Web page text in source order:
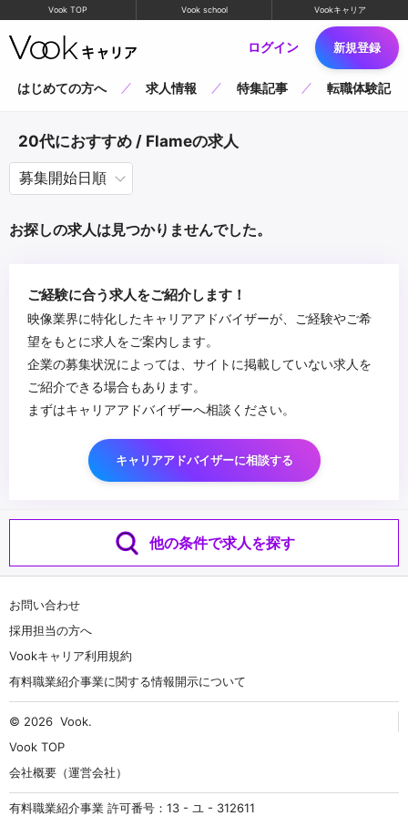
Vook TOP Vook school Vookキャリア
ログイン 新規登録
はじめての方へ 求人情報 特集記事 転職体験記
20代におすすめ / Flameの求人
お探しの求人は見つかりませんでした。
ご経験に合う求人をご紹介します！
映像業界に特化したキャリアアドバイザーが、ご経験やご希
望をもとに求人をご案内します。
企業の募集状況によっては、サイトに掲載していない求人を
ご紹介できる場合もあります。
まずはキャリアアドバイザーへ相談ください。
キャリアアドバイザーに相談する
他の条件で求人を探す
お問い合わせ
採用担当の方へ
Vookキャリア利用規約
有料職業紹介事業に関する情報開示について
© 2026 Vook.
Vook TOP
会社概要（運営会社）
有料職業紹介事業 許可番号：13 - ユ - 312611